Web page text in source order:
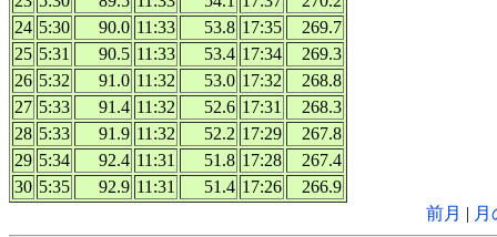
24 5:30 90.0 11:33 53.8 17:35
269.7
25 5:31 90.5 11:33 53.4 17:34
269.3
26 5:32 91.0 11:32 53.0 17:32
268.8
27 5:33 91.4 11:32 52.6 17:31
268.3
28 5:33 91.9 11:32 52.2 17:29
267.8
29 5:34 92.4 11:31 51.8 17:28
267.4
30 5:35 92.9 11:31 51.4 17:26
266.9
前月 |